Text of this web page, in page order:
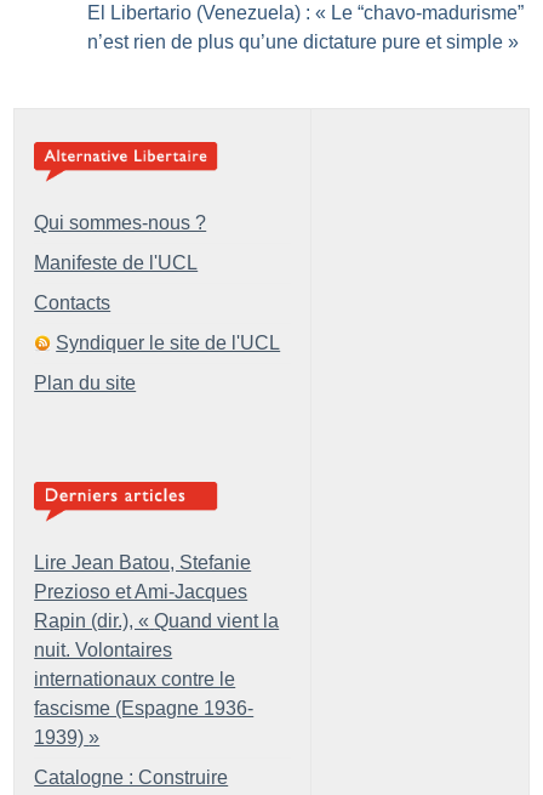
El Libertario (Venezuela) : « Le “chavo-madurisme”
n’est rien de plus qu’une dictature pure et simple »
Qui sommes-nous ?
Manifeste de l'UCL
Contacts
Syndiquer le site de l'UCL
Plan du site
Lire Jean Batou, Stefanie
Prezioso et Ami-Jacques
Rapin (dir.), « Quand vient la
nuit. Volontaires
internationaux contre le
fascisme (Espagne 1936-
1939) »
Catalogne : Construire